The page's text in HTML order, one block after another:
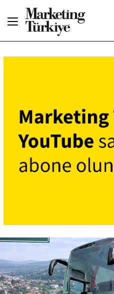
Dergiler
Etkinlikler
Araştırma